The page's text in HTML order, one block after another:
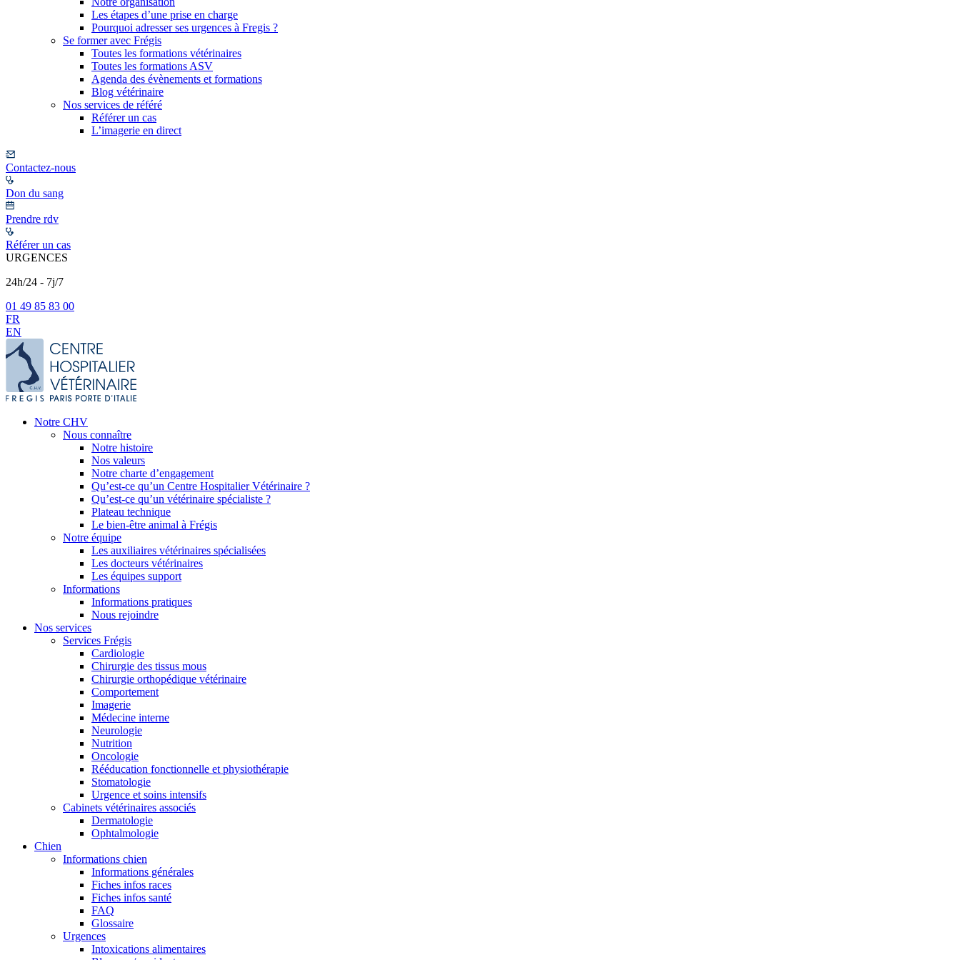
Les étapes d’une prise en charge
Pourquoi adresser ses urgences à Fregis ?
Se former avec Frégis
Toutes les formations vétérinaires
Toutes les formations ASV
Agenda des évènements et formations
Blog vétérinaire
Nos services de référé
Référer un cas
L’imagerie en direct
Contactez-nous
Don du sang
Prendre rdv
Référer un cas
URGENCES
24h/24 - 7j/7
01 49 85 83 00
FR
EN
Notre CHV
Nous connaître
Notre histoire
Nos valeurs
Notre charte d’engagement
Qu’est-ce qu’un Centre Hospitalier Vétérinaire ?
Qu’est-ce qu’un vétérinaire spécialiste ?
Plateau technique
Le bien-être animal à Frégis
Notre équipe
Les auxiliaires vétérinaires spécialisées
Les docteurs vétérinaires
Les équipes support
Informations
Informations pratiques
Nous rejoindre
Nos services
Services Frégis
Cardiologie
Chirurgie des tissus mous
Chirurgie orthopédique vétérinaire
Comportement
Imagerie
Médecine interne
Neurologie
Nutrition
Oncologie
Rééducation fonctionnelle et physiothérapie
Stomatologie
Urgence et soins intensifs
Cabinets vétérinaires associés
Dermatologie
Ophtalmologie
Chien
Informations chien
Informations générales
Fiches infos races
Fiches infos santé
FAQ
Glossaire
Urgences
Intoxications alimentaires